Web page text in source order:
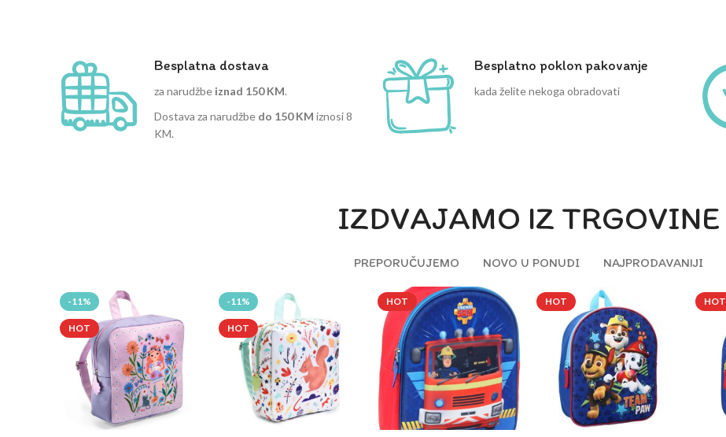
Besplatna dostava
za narudžbe iznad 150 KM.
Dostava za narudžbe do 150 KM iznosi 8
KM.
Besplatno poklon pakovanje
kada želite nekoga obradovati
IZDVAJAMO IZ TRGOVINE
PREPORUČUJEMO NOVO U PONUDI NAJPRODAVANIJI
-11%
HOT
-11%
HOT
HOT HOT HOT